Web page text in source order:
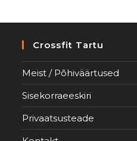
Crossfit Tartu
Meist / Põhiväärtused
Sisekorraeeskiri
Privaatsusteade